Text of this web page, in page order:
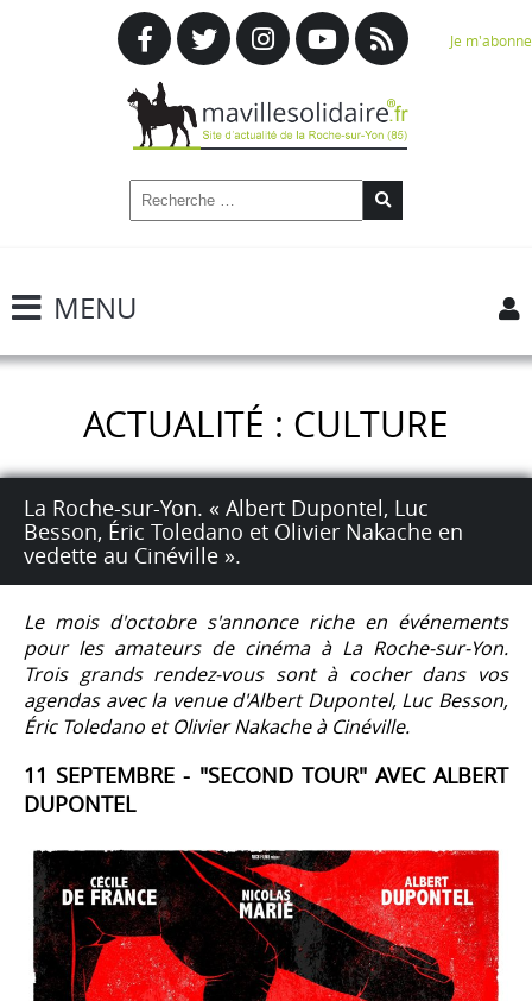
Je m'abonne
MENU
ACTUALITÉ : CULTURE
La Roche-sur-Yon. « Albert Dupontel, Luc
Besson, Éric Toledano et Olivier Nakache en
vedette au Cinéville ».
Le mois d'octobre s'annonce riche en événements
pour les amateurs de cinéma à La Roche-sur-Yon.
Trois grands rendez-vous sont à cocher dans vos
agendas avec la venue d'Albert Dupontel, Luc Besson,
Éric Toledano et Olivier Nakache à Cinéville.
11 SEPTEMBRE - "SECOND TOUR" AVEC ALBERT
DUPONTEL